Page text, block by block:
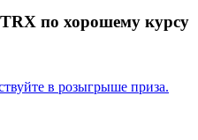
по хорошему курсу
в розыгрыше приза.